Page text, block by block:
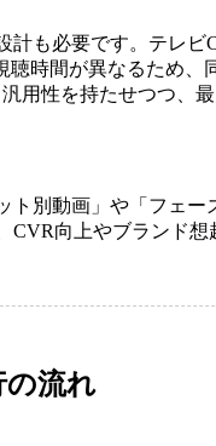
も必要です。テレビ
聴時間が異なるため、
用性を持たせつつ、
ト別動画」や「フェ
CVR向上やブランド
の流れ